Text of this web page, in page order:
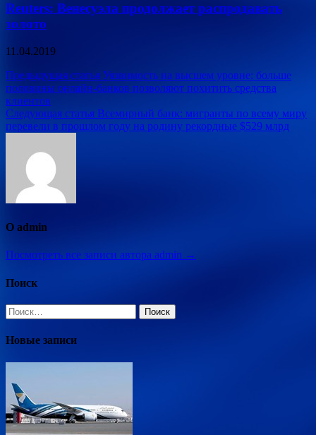
Reuters: Венесуэла продолжает распродавать
золото
11.04.2019
Навигация
по
записям
Предыдущая статья Уязвимость на высшем уровне: больше
половины онлайн-банков позволяют похитить средства
клиентов
Следующая статья Всемирный банк: мигранты по всему миру
перевели в прошлом году на родину рекордные $529 млрд
О admin
Посмотреть все записи автора admin →
Поиск
Найти:
Новые записи